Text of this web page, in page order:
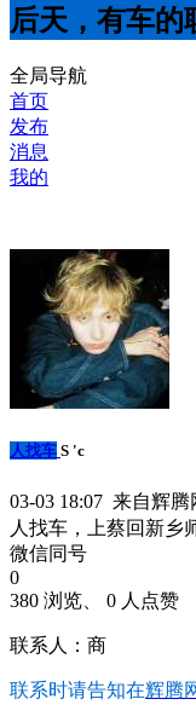
后天，有车的
全局导航
首页
发布
消息
我的
人找车 S 'c
03-03 18:07 来自辉
人找车，上蔡回新乡
微信同号
0
380 浏览、 0 人点赞
联系人：商
联系时请告知在辉腾